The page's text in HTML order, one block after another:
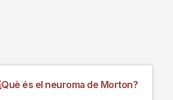
Què és el neuroma de Morton?